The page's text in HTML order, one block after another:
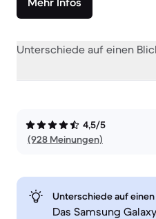
Unterschiede auf einen
4,5/5
(928 Meinungen)
Unterschiede auf
Das Samsung